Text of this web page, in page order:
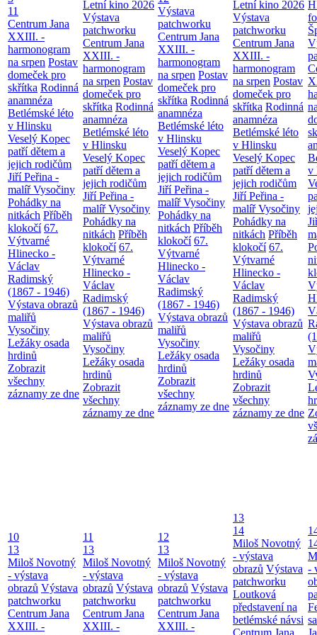
11
Centrum Jana
XXIII. -
harmonogram
na srpen Postav
domeček pro
skřítka Rodinná
anamnéza
Betlémské léto
v Hlinsku
Veselý Kopec
patří dětem a
jejich rodičům
Jiří Peřina -
malíř Vysočiny
Pohádky na
nitkách Příběh
klokočí 67.
Výtvarné
Hlinecko -
Václav
Radimský
(1867 - 1946)
Výstava obrazů
maliřů
Vysočiny
Ležáky osada
hrdinů
Zobrazit
všechny
záznamy ze dne
Letní kino 2026
Výstava
patchworku
Centrum Jana
XXIII. -
harmonogram
na srpen Postav
domeček pro
skřítka Rodinná
anamnéza
Betlémské léto
v Hlinsku
Veselý Kopec
patří dětem a
jejich rodičům
Jiří Peřina -
malíř Vysočiny
Pohádky na
nitkách Příběh
klokočí 67.
Výtvarné
Hlinecko -
Václav
Radimský
(1867 - 1946)
Výstava obrazů
maliřů
Vysočiny
Ležáky osada
hrdinů
Zobrazit
všechny
záznamy ze dne
Výstava
patchworku
Centrum Jana
XXIII. -
harmonogram
na srpen Postav
domeček pro
skřítka Rodinná
anamnéza
Betlémské léto
v Hlinsku
Veselý Kopec
patří dětem a
jejich rodičům
Jiří Peřina -
malíř Vysočiny
Pohádky na
nitkách Příběh
klokočí 67.
Výtvarné
Hlinecko -
Václav
Radimský
(1867 - 1946)
Výstava obrazů
maliřů
Vysočiny
Ležáky osada
hrdinů
Zobrazit
všechny
záznamy ze dne
Letní kino 2026
Výstava
patchworku
Centrum Jana
XXIII. -
harmonogram
na srpen Postav
domeček pro
skřítka Rodinná
anamnéza
Betlémské léto
v Hlinsku
Veselý Kopec
patří dětem a
jejich rodičům
Jiří Peřina -
malíř Vysočiny
Pohádky na
nitkách Příběh
klokočí 67.
Výtvarné
Hlinecko -
Václav
Radimský
(1867 - 1946)
Výstava obrazů
maliřů
Vysočiny
Ležáky osada
hrdinů
Zobrazit
všechny
záznamy ze dne
v
10
13
Miloš Novotný
- výstava
obrazů Výstava
patchworku
Centrum Jana
XXIII. -
11
13
Miloš Novotný
- výstava
obrazů Výstava
patchworku
Centrum Jana
XXIII. -
12
13
Miloš Novotný
- výstava
obrazů Výstava
patchworku
Centrum Jana
XXIII. -
13
14
Miloš Novotný
- výstava
obrazů Výstava
patchworku
Loutková
představení na
betlémské návsi
Centrum Jana
-